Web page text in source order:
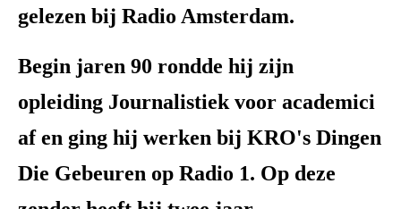
gelezen bij Radio Amsterdam.
Begin jaren 90 rondde hij zijn
opleiding Journalistiek voor academici
af en ging hij werken bij KRO's Dingen
Die Gebeuren op Radio 1. Op deze